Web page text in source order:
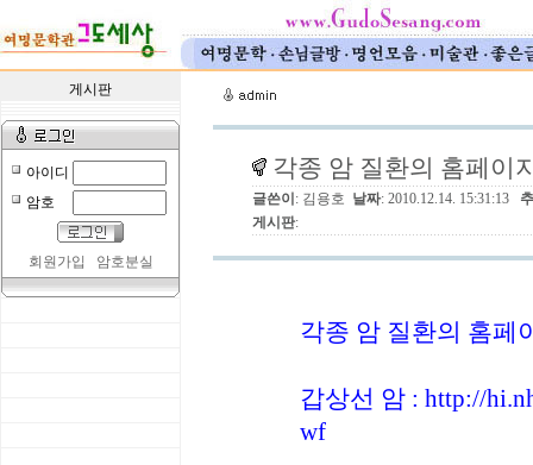
게시판
아이디
암호
회원가입 암호분실
각종 암 질환의 홈페이
글쓴이 : 김용호 날짜: 2010.12.14. 15:31:13
게시판:
각종 암 질환의 홈페
갑상선 암 : http://
wf